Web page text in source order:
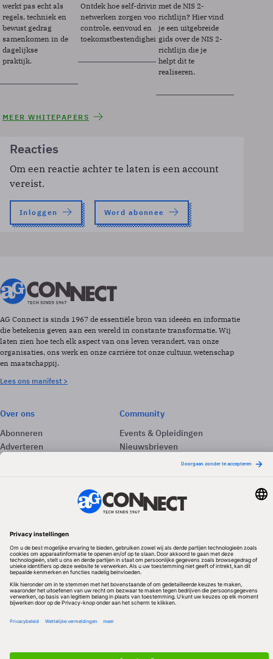
werkt pas echt als
regels, techniek en
bewust gedrag
samenkomen in de
dagelijkse
praktijk.
Ontdek hoe self-driving
netwerken zorgen voor
controle, eenvoud en
toekomstbestendigheid.
met de NIS 2-
richtlijn? Hier vind
je een uitgebreide
gids over de NIS 2-
richtlijn die je
helpt dit te
realiseren.
MEER WHITEPAPERS
Reacties
Om een reactie achter te laten is een account
vereist.
Inloggen Word abonnee
AG Connect is sinds 1967 de essentiële bron van ideeën en informatie
die betekenis geven aan een wereld in constante transformatie. Wij
laten zien hoe tech elk aspect van ons leven verandert, van onze
organisaties, ons werk en onze carrière tot onze cultuur, wetenschap
en maatschappij.
Lees ons manifest >
Over ons
Abonneren
Adverteren
Community
Events & Opleidingen
Nieuwsbrieven
Redactionele partner
Privacy & Cookies